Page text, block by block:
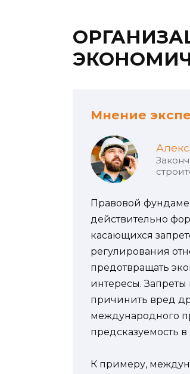
Мнение
Правовой
действительно
касающихся
регулирования
предотвращать
интересы.
причинить вред
международного
предсказуемость
К примеру,